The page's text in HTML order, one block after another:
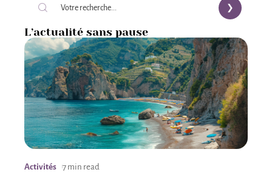
L’actualité sans pause
Activités 7 min read